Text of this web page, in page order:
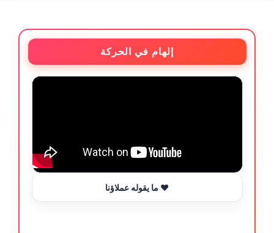
إلهام في الحركة
ما يقوله عملاؤنا ❤️